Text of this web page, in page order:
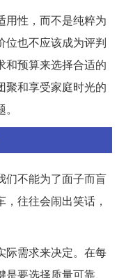
用性，而不是纯粹为
位也不应该成为评判
和预算来选择合适的
聚和享受家庭时光的
们不能为了面子而盲
往往会闹出笑话，
际需求来决定。在每
要选择质量可靠、